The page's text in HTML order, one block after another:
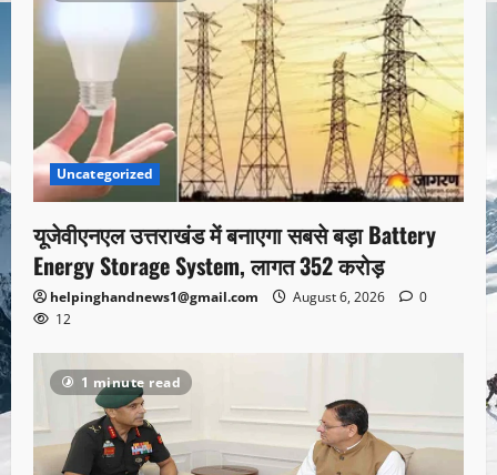
Uncategorized
यूजेवीएनएल उत्तराखंड में बनाएगा सबसे बड़ा Battery
Energy Storage System, लागत 352 करोड़
helpinghandnews1@gmail.com August 6, 2026
0
12
1 minute read